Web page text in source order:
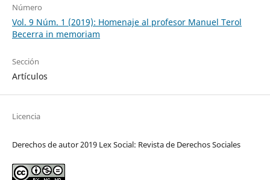
Número
Vol. 9 Núm. 1 (2019): Homenaje al profesor Manuel Terol
Becerra in memoriam
Sección
Artículos
Licencia
Derechos de autor 2019 Lex Social: Revista de Derechos Sociales